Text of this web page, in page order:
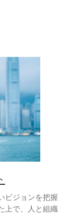
ビジョンを把握
上で、人と組織